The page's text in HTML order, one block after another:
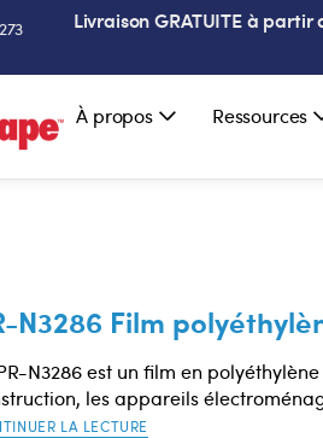
Livraison GRATUITE à
À propos Ressources
N3286 Film
N3286 est un film en
les appareils
LA LECTURE